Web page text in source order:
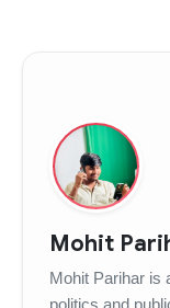
Mohit
Mohit Parihar is
politics and